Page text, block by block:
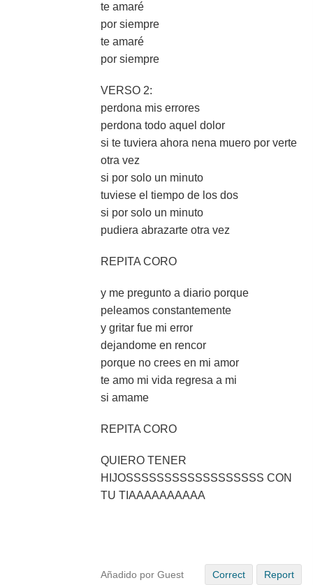
te amaré
por siempre
te amaré
por siempre
VERSO 2:
perdona mis errores
perdona todo aquel dolor
si te tuviera ahora nena muero por verte
otra vez
si por solo un minuto
tuviese el tiempo de los dos
si por solo un minuto
pudiera abrazarte otra vez
REPITA CORO
y me pregunto a diario porque
peleamos constantemente
y gritar fue mi error
dejandome en rencor
porque no crees en mi amor
te amo mi vida regresa a mi
si amame
REPITA CORO
QUIERO TENER
HIJOSSSSSSSSSSSSSSSSSS CON
TU TIAAAAAAAAAA
Añadido por Guest Correct Report